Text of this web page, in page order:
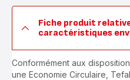
Fiche produit
caractéristiques
Conformément aux
une Economie Circulaire,